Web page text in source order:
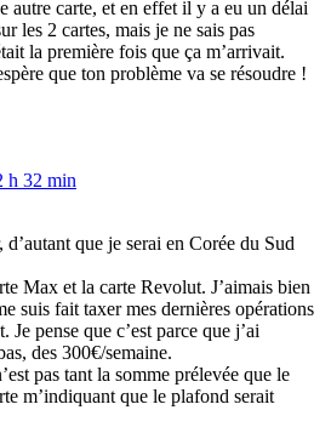
autre carte, et en effet il y a eu un délai
les 2 cartes, mais je ne sais pas
la première fois que ça m’arrivait.
que ton problème va se résoudre !
h 32 min
que je serai en Corée du Sud
Max et la carte Revolut. J’aimais bien
suis fait taxer mes dernières opérations
Je pense que c’est parce que j’ai
des 300€/semaine.
pas tant la somme prélevée que le
m’indiquant que le plafond serait